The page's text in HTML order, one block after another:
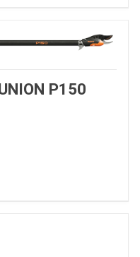
P150